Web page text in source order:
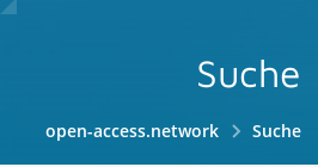
Suche
open-access.network Suche